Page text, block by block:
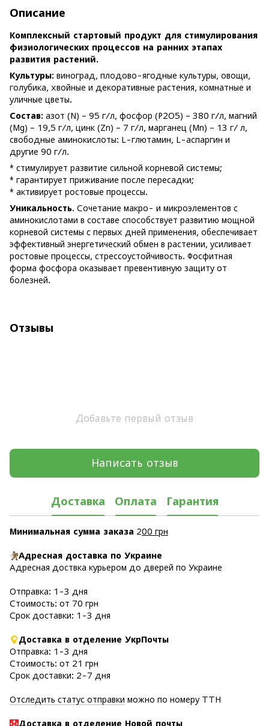
Описание
Комплексный стартовый продукт для стимулирования
физиологических процессов на ранних этапах
развития растений.
Культуры: виноград, плодово-ягодные культуры, овощи,
голубика, хвойные и декоративные растения, комнатные и
уличные цветы.
Состав: азот (N) – 95 г/л, фосфор (P2O5) – 380 г/л, магний
(Mg) – 19,5 г/л, цинк (Zn) – 7 г/л, марганец (Mn) – 13 г/ л,
свободные аминокислоты: L-глютамин, L-аспаргин и
другие 90 г/л.
* стимулирует развитие сильной корневой системы;
* гарантирует приживание после пересадки;
* активирует ростовые процессы.
Уникальность. Сочетание макро- и микроэлементов с
аминокислотами в составе способствует развитию мощной
корневой системы с первых дней применения, обеспечивает
эффективный энергетический обмен в растении, усиливает
ростовые процессы, стрессоустойчивость. Фосфитная
форма фосфора оказывает превентивную защиту от
болезней.
Отзывы
Добавьте первый отзыв
Написать отзыв
Доставка Оплата Гарантия
Минимальная сумма заказа 200 грн
Адресная доставка по Украине
Адресная доствка курьером до дверей по Украине
Отправка: 1-3 дня
Стоимость: от 70 грн
Срок доставки: 1-3 дня
Доставка в отделение УкрПочты
Отправка: 1-3 дня
Стоимость: от 21 грн
Срок доставки: 2-7 дня
Отследить статус отправки можно по номеру ТТН
Доставка в отделение Новой почты